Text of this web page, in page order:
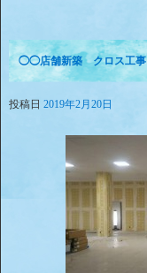
◯◯店舗新築 クロス工事
投稿日 2019年2月20日